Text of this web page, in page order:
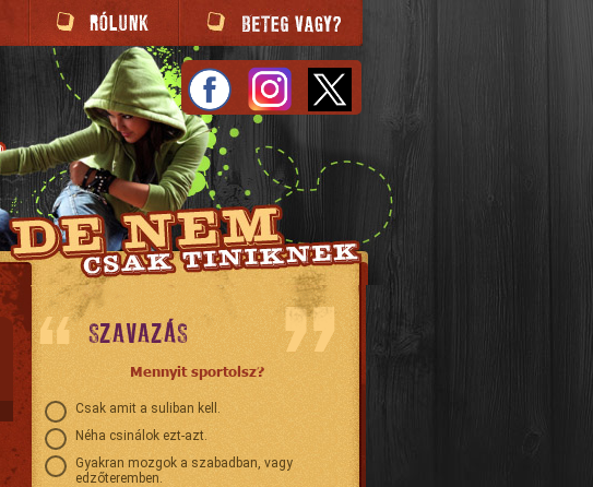
SZAVAZÁS
Mennyit sportolsz?
Csak amit a suliban kell.
Néha csinálok ezt-azt.
Gyakran mozgok a szabadban, vagy
edzőteremben.